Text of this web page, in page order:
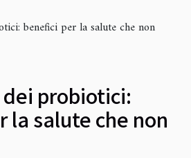
benefici per la salute che non
dei probiotici:
la salute che non